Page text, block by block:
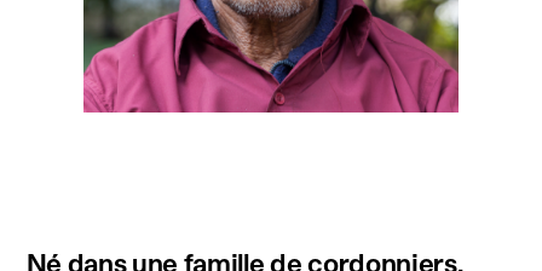
contact
instagram
facebook
français english
Né dans une famille de cordonniers,